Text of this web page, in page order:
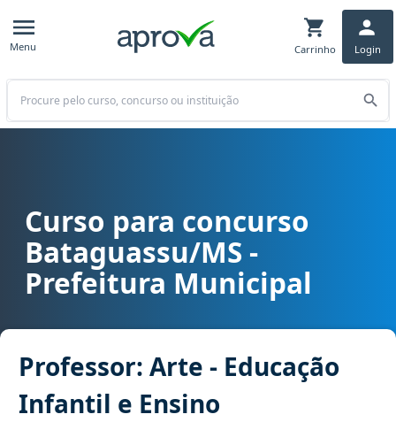
Menu Carrinho Login
Buscar
Curso para concurso Bataguassu/MS - Prefeitura Municipal cargo
Curso para concurso
Bataguassu/MS -
Prefeitura Municipal
Professor: Arte - Educação
Infantil e Ensino